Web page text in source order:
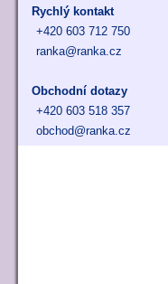
Rychlý kontakt
+420 603 712 750
ranka@ranka.cz
Obchodní dotazy
+420 603 518 357
obchod@ranka.cz